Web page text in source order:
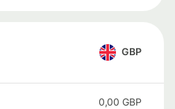
GBP
0,00 GBP